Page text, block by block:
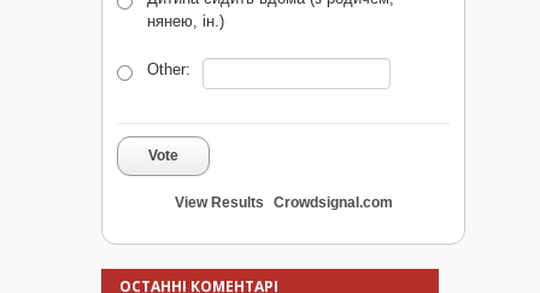
нянею, ін.)
Other:
Vote
View Results Crowdsignal.com
ОСТАННІ КОМЕНТАРІ